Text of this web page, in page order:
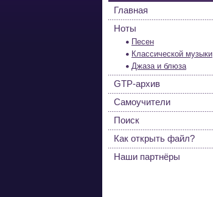
Главная
Ноты
Песен
Классической музыки
Джаза и блюза
GTP-архив
Самоучители
Поиск
Как открыть файл?
Наши партнёры